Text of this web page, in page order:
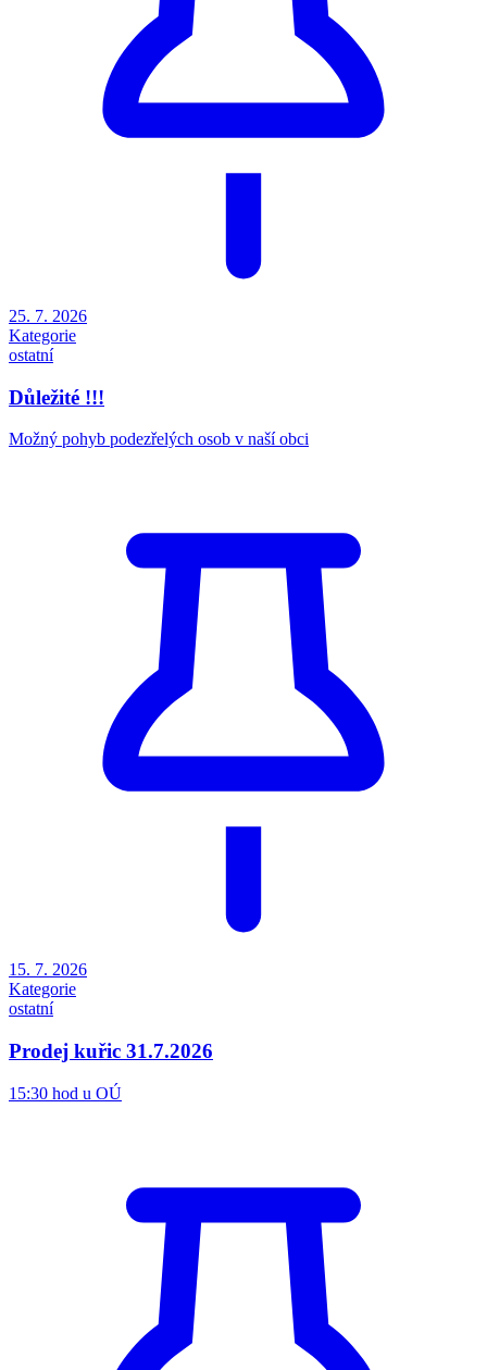
25. 7. 2026
Kategorie
ostatní
Důležité !!!
Možný pohyb podezřelých osob v naší obci
15. 7. 2026
Kategorie
ostatní
Prodej kuřic 31.7.2026
15:30 hod u OÚ